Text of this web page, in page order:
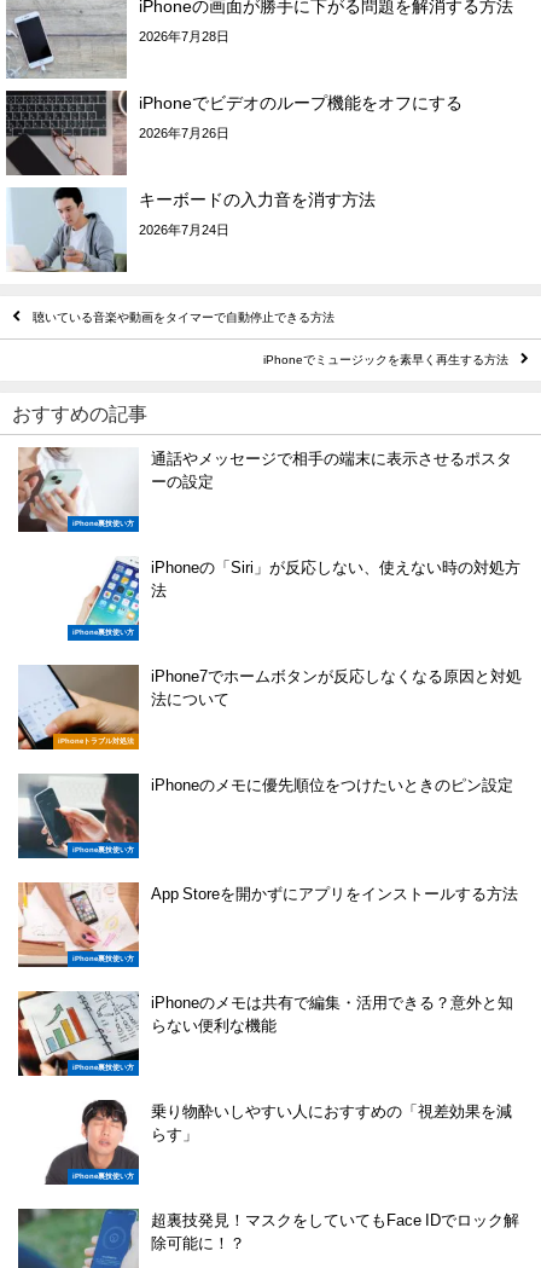
iPhoneの画面が勝手に下がる問題を解消する方法
2026年7月28日
iPhoneでビデオのループ機能をオフにする
2026年7月26日
キーボードの入力音を消す方法
2026年7月24日
聴いている音楽や動画をタイマーで自動停止できる方法
iPhoneでミュージックを素早く再生する方法
おすすめの記事
iPhone裏技使い方
通話やメッセージで相手の端末に表示させるポスタ
ーの設定
iPhone裏技使い方
iPhoneの「Siri」が反応しない、使えない時の対処方
法
iPhoneトラブル対処法
iPhone7でホームボタンが反応しなくなる原因と対処
法について
iPhone裏技使い方
iPhoneのメモに優先順位をつけたいときのピン設定
iPhone裏技使い方
App Storeを開かずにアプリをインストールする方法
iPhone裏技使い方
iPhoneのメモは共有で編集・活用できる？意外と知
らない便利な機能
iPhone裏技使い方
乗り物酔いしやすい人におすすめの「視差効果を減
らす」
超裏技発見！マスクをしていてもFace IDでロック解
除可能に！？